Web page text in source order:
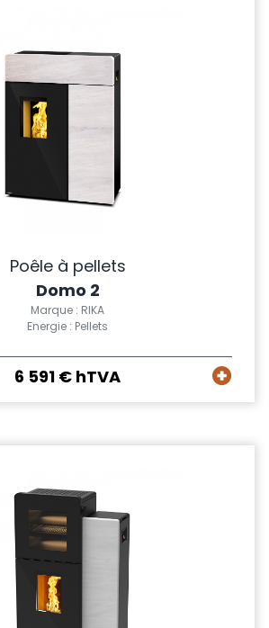
Poêle à pellets
Domo 2
Marque : RIKA
Energie : Pellets
6 591 € hTVA